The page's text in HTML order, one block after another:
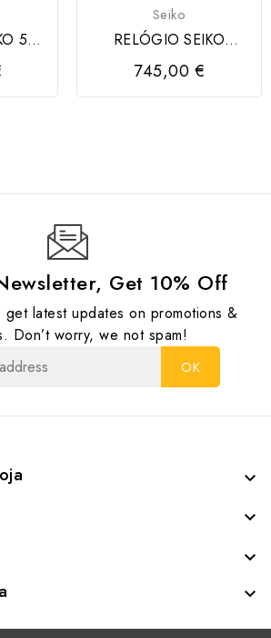
5
Seiko
RELÓGIO SEIKO
PORSPEX
SPEEDTIMER CRONO
SOLAR
745,00 €
Get 10% Off
get latest updates on promotions &
Don’t worry, we not spam!



